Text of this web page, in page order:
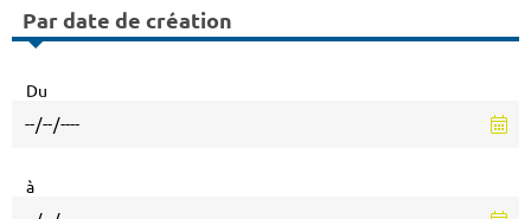
Par date de création
Du
à